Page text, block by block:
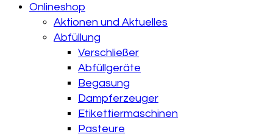
Onlineshop
Aktionen und Aktuelles
Abfüllung
Verschließer
Abfüllgeräte
Begasung
Dampferzeuger
Etikettiermaschinen
Pasteure